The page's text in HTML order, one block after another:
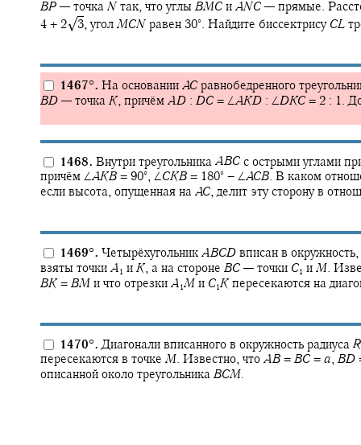
BP — точка N так, что углы BMC и ANC — прямые.
4 + 2‍√3,угол MCN равен 30‍∘ . Найдите биссектрису CL
1467°. На основании AC равнобедренного
BD — точка K, причём AD : DC = ∠AKD : ∠DKC = 2 : 1.
1468. Внутри треугольника ABC с острыми углами
причём ∠AKB = 90‍∘ , ∠CKB = 180‍∘ − ∠ACB. В каком
если высота, опущенная на AC,делит эту сторону в
1469°. Четырёхугольник ABCD вписан в окружность,
взяты точки A 1 и K, а на стороне BC — точки C1 и M.
BK = BM и что отрезки A 1M и C1K пересекаются на
1470°. Диагонали вписанного в окружность радиуса R
пересекаются в точке M. Известно, что AB = BC = a, BD
описанной около треугольника BCM.